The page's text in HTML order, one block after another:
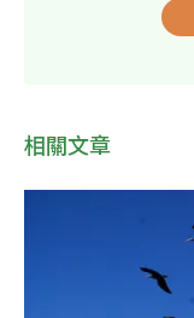
相關文章